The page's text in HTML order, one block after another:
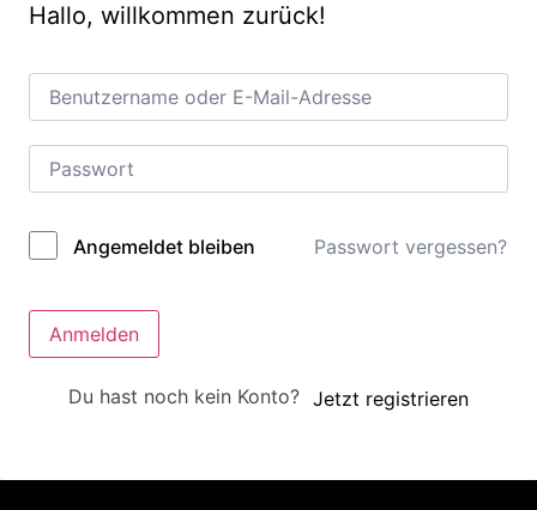
Hallo, willkommen zurück!
Alternative:
Angemeldet bleiben Passwort vergessen?
Anmelden
Du hast noch kein Konto? Jetzt registrieren